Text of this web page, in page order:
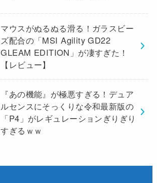
マウスがぬるぬる滑る！ガラスビー
ズ配合の「MSI Agility GD22
GLEAM EDITION」が凄すぎた！
【レビュー】
『あの機能』が極悪すぎる！デュア
ルセンスにそっくりな令和最新版の
「P4」がレギュレーションぎりぎり
すぎるｗｗ